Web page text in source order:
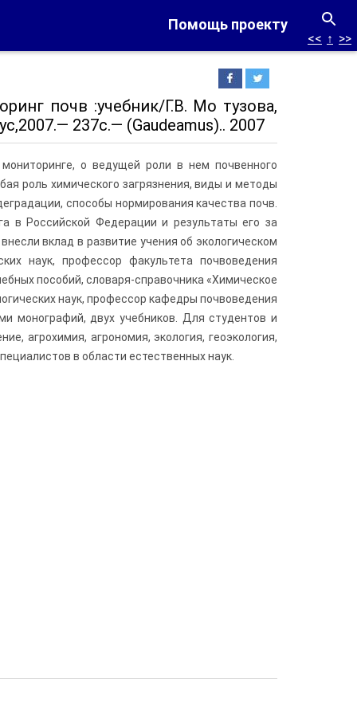
Помощь проекту
<< ↑ >>
почв :учебник/Г.В. Мо­ тузова,
237с.— (Gaudeamus).. 2007
о ведущей роли в нем почвенного
роль химического загрязнения, виды и методы
спо­собы нормирования качества почв.
в Российской Федерации и результаты его за
вклад в развитие учения об экологическом
наук, профессор факультета почвоведения
пособий, словаря-справочника «Химиче­ское
наук, профессор кафедры почвоведения
монографий, двух учебников. Для студентов и
агрохимия, агрономия, экология, геоэкология,
в области естественных наук.